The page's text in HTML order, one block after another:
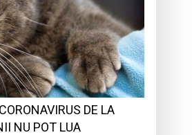
la
anxietate,
diferită
de vise”DE LA
NU POT LUA